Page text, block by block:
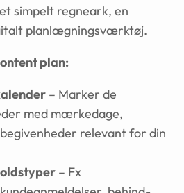
simpelt regneark, en
planlægningsværktøj.
plan:
– Marker de
med mærkedage,
relevant for din
– Fx